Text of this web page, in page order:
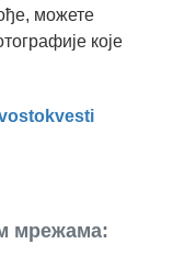
можете
које
мрежама: